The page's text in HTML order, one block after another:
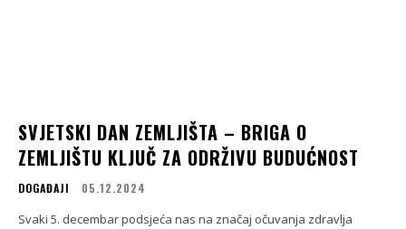
SVJETSKI DAN ZEMLJIŠTA – BRIGA O
ZEMLJIŠTU KLJUČ ZA ODRŽIVU BUDUĆNOST
DOGAĐAJI 05.12.2024
Svaki 5. decembar podsjeća nas na značaj očuvanja zdravlja